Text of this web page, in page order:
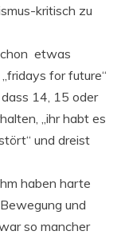
kritisch zu
etwas
for future“
14, 15 oder
„ihr habt es
und dreist
haben harte
und
so mancher